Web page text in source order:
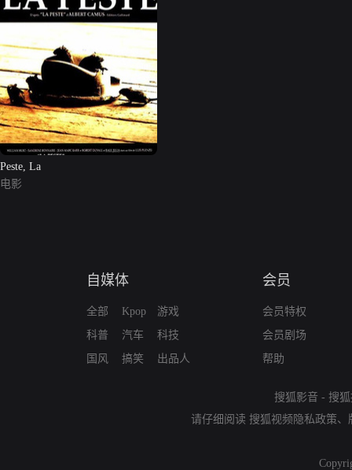
Peste, La
电影
自媒体
全部
科普
国风
Kpop
汽车
搞笑
游戏
科技
出品人
会员
会员特权
会员剧场
帮助
搜狐影音 - 搜
请仔细阅读 搜狐视频隐私政策、